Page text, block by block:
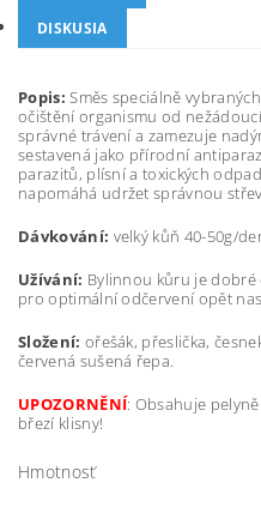
DISKUSIA
Popis: Směs speciálně
očištění organismu od
správné trávení a zamezuje
sestavená jako přírodní
parazitů, plísní a toxických
napomáhá udržet správnou
Dávkování: velký kůň 40-50g/
Užívání: Bylinnou kůru je dobré
pro optimální odčervení opět
Složení: ořešák, přeslička,
červená sušená řepa.
UPOZORNĚNÍ: Obsahuje
březí klisny!
Hmotnosť